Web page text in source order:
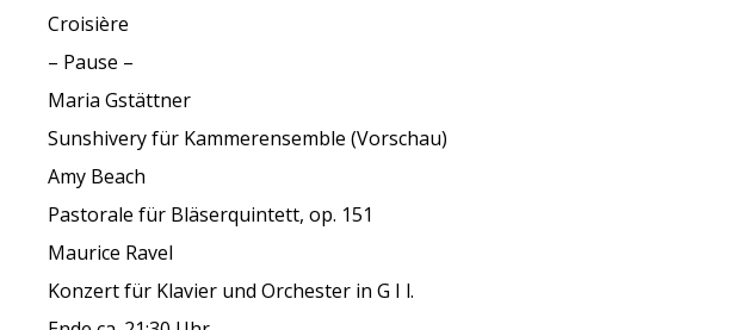
Croisière
– Pause –
Maria Gstättner
Sunshivery für Kammerensemble (Vorschau)
Amy Beach
Pastorale für Bläserquintett, op. 151
Maurice Ravel
Konzert für Klavier und Orchester in G I l.